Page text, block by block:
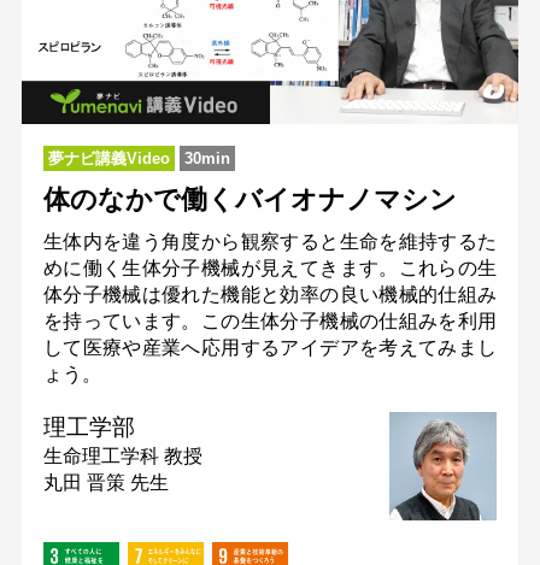
夢ナビ講義Video 30min
体のなかで働くバイオナノマシン
生体内を違う角度から観察すると生命を維持するた
めに働く生体分子機械が見えてきます。これらの生
体分子機械は優れた機能と効率の良い機械的仕組み
を持っています。この生体分子機械の仕組みを利用
して医療や産業へ応用するアイデアを考えてみまし
ょう。
理工学部
生命理工学科 教授
丸田 晋策 先生